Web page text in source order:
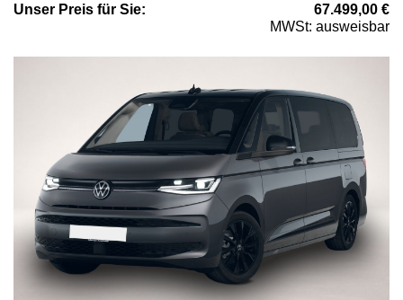
Unser Preis für Sie: 67.499,00 €
MWSt: ausweisbar